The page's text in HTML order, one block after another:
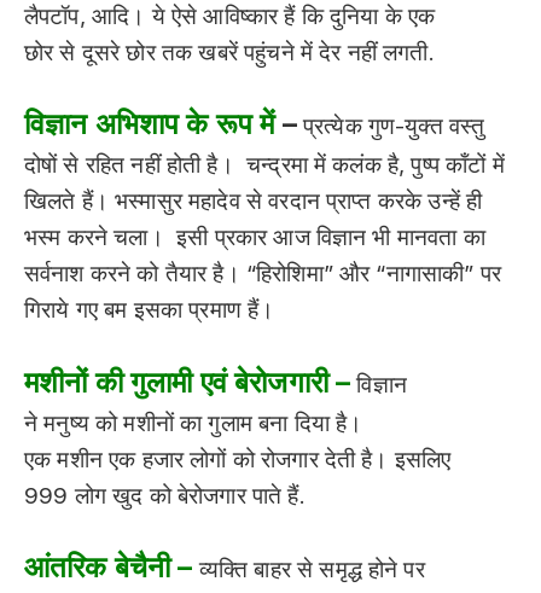
लैपटॉप, आदि। ये ऐसे आविष्कार हैं कि दुनिया के एक
छोर से दूसरे छोर तक खबरें पहुंचने में देर नहीं लगती.
विज्ञान अभिशाप के रूप में–प्रत्येक गुण-युक्त वस्तु
दोषों से रहित नहीं होती है। चन्द्रमा में कलंक है, पुष्प काँटों में
खिलते हैं। भस्मासुर महादेव से वरदान प्राप्त करके उन्हें ही
भस्म करने चला। इसी प्रकार आज विज्ञान भी मानवता का
सर्वनाश करने को तैयार है। “हिरोशिमा” और “नागासाकी” पर
गिराये गए बम इसका प्रमाण हैं।
मशीनों की गुलामी एवं बेरोजगारी –विज्ञान
ने मनुष्य को मशीनों का गुलाम बना दिया है।
एक मशीन एक हजार लोगों को रोजगार देती है। इसलिए
999 लोग खुद को बेरोजगार पाते हैं.
आंतरिक बेचैनी – व्यक्ति बाहर से समृद्ध होने पर